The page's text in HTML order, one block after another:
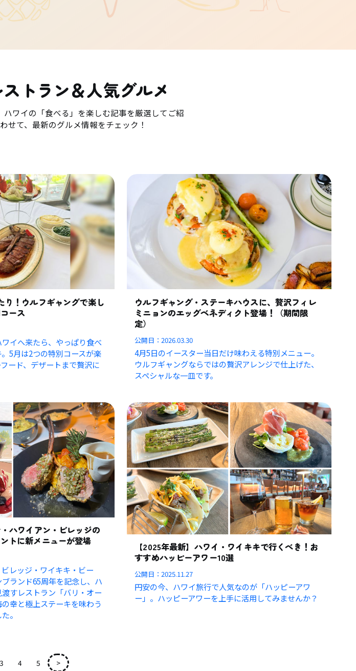
トラン＆人気グルメ
ワイの「食べる」を楽しむ記事を厳選してご紹
せて、最新のグルメ情報をチェック！
り！ウルフギャングで楽し
ース
イへ来たら、やっぱり食べ
5月は2つの特別コースが楽
ード、デザートまで贅沢に
ウルフギャング・ステーキハウスに、贅沢フィレ
ミニョンのエッグベネディクト登場！（期間限
定）
公開日：2026.03.30
4月5日のイースター当日だけ味わえる特別メニュー。
ウルフギャングならではの贅沢アレンジで仕上げた、
スペシャルな一皿です。
ハワイアン・ビレッジの
トに新メニューが登場
レッジ・ワイキキ・ビー
ランド65周年を記念し、ハ
すレストラン「バリ・オー
幸と極上ステーキを味わう
。
【2025年最新】ハワイ・ワイキキで行くべき！お
すすめハッピーアワー10選
公開日：2025.11.27
円安の今、ハワイ旅行で人気なのが「ハッピーアワ
ー」。ハッピーアワーを上手に活用してみませんか？
3 4 5 >